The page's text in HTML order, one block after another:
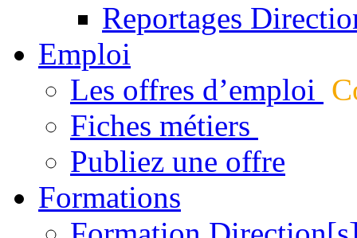
Reportages
Emploi
Les offres d’emploi
Fiches métiers
Publiez une offre
Formations